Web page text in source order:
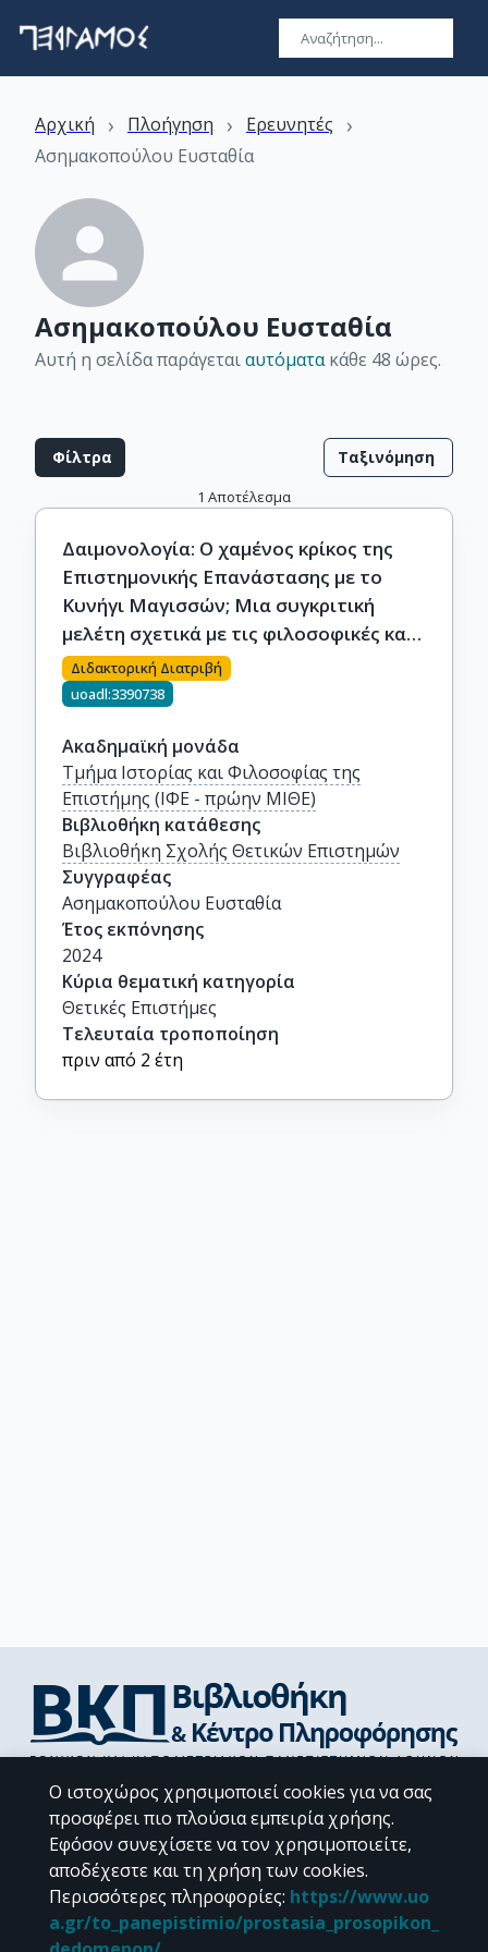
Αρχική › Πλοήγηση › Ερευνητές ›
Ασημακοπούλου Ευσταθία
Ασημακοπούλου Ευσταθία
Αυτή η σελίδα παράγεταιαυτόματακάθε 48 ώρες.
Φίλτρα Ταξινόμηση
1 Αποτέλεσμα
Δαιμονολογία: Ο χαμένος κρίκος της
Επιστημονικής Επανάστασης με το
Κυνήγι Μαγισσών; Μια συγκριτική
μελέτη σχετικά με τις φιλοσοφικές και
δαιμονολογικές θέσεις του εμπειριστή
Joseph Glanvill
Διδακτορική Διατριβή
uoadl:3390738
Ακαδημαϊκή μονάδα
Τμήμα Ιστορίας και Φιλοσοφίας της
Επιστήμης (ΙΦΕ - πρώην ΜΙΘΕ)
Βιβλιοθήκη κατάθεσης
Βιβλιοθήκη Σχολής Θετικών Επιστημών
Συγγραφέας
Ασημακοπούλου Ευσταθία
Έτος εκπόνησης
2024
Κύρια θεματική κατηγορία
Θετικές Επιστήμες
Τελευταία τροποποίηση
πριν από 2 έτη
Βιβλιοθήκες Σχολών του ΕΚΠΑ
Υπολογιστικό Κέντρο Βιβλιοθηκών
Επικοινωνία / Helpdesk
Ο ιστοχώρος χρησιμοποιεί cookies για να σας
προσφέρει πιο πλούσια εμπειρία χρήσης.
Εφόσον συνεχίσετε να τον χρησιμοποιείτε,
αποδέχεστε και τη χρήση των cookies.
Περισσότερες πληροφορίες: https://www.uo
a.gr/to_panepistimio/prostasia_prosopikon_